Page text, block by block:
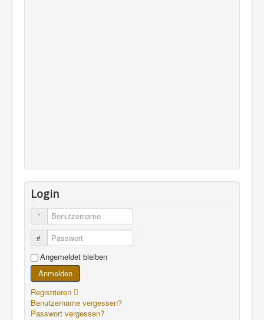
Login
Benutzername
Passwort
Angemeldet bleiben
Anmelden
Registrieren
Benutzername vergessen?
Passwort vergessen?